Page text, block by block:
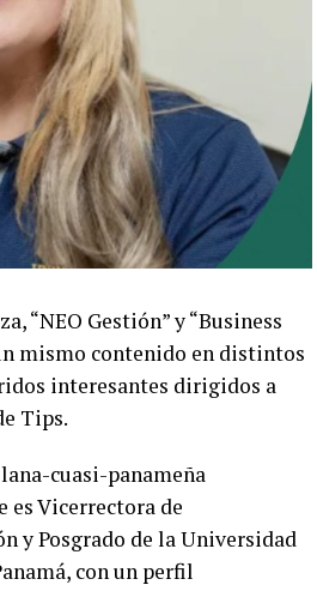
“NEO Gestión” y “Business
mismo contenido en distintos
interesantes dirigidos a
Tips.
cuasi-panameña
es Vicerrectora de
y Posgrado de la Universidad
con un perfil